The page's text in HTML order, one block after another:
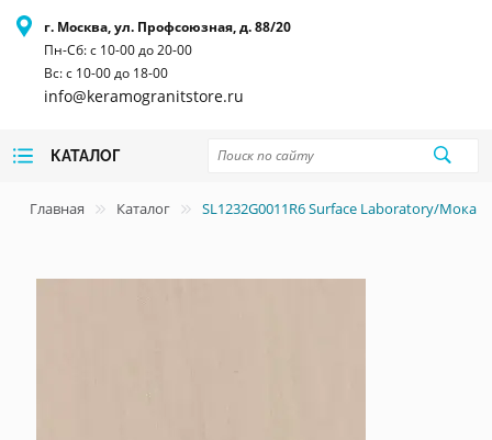
г. Москва, ул. Профсоюзная, д. 88/20
Пн-Сб: с 10-00 до 20-00
Вс: с 10-00 до 18-00
info@keramogranitstore.ru
КАТАЛОГ
Главная Каталог SL1232G0011R6 Surface Laboratory/